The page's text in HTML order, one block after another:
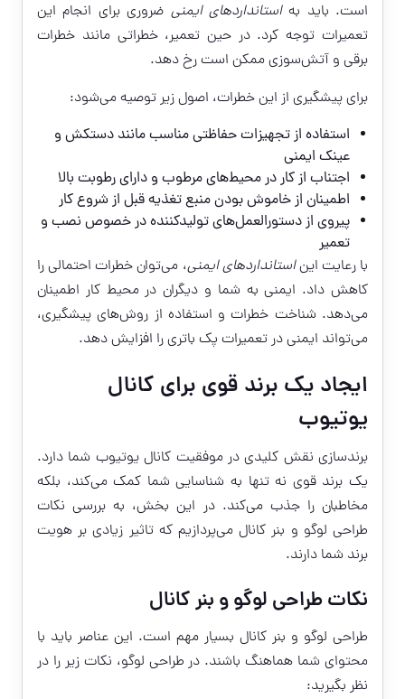
است. باید بهاستانداردهای ایمنی ضروری برای انجام این
تعمیرات توجه کرد. در حین تعمیر، خطراتی مانند خطرات
برقی و آتش‌سوزی ممکن است رخ دهد.
برای پیشگیری از این خطرات، اصول زیر توصیه می‌شود:
استفاده از تجهیزات حفاظتی مناسب مانند دستکش و
عینک ایمنی
اجتناب از کار در محیط‌های مرطوب و دارای رطوبت بالا
اطمینان از خاموش بودن منبع تغذیه قبل از شروع کار
پیروی از دستورالعمل‌های تولیدکننده در خصوص نصب و
تعمیر
با رعایت ایناستانداردهای ایمنی، می‌توان خطرات احتمالی را
کاهش داد. ایمنی به شما و دیگران در محیط کار اطمینان
می‌دهد. شناخت خطرات و استفاده از روش‌های پیشگیری،
می‌تواند ایمنی در تعمیرات پک باتری را افزایش دهد.
ایجاد یک برند قوی برای کانال
یوتیوب
برندسازی نقش کلیدی در موفقیت کانال یوتیوب شما دارد.
یک برند قوی نه تنها به شناسایی شما کمک می‌کند، بلکه
مخاطبان را جذب می‌کند. در این بخش، به بررسی نکات
طراحی لوگو و بنر کانال می‌پردازیم که تاثیر زیادی بر هویت
برند شما دارند.
نکات طراحی لوگو و بنر کانال
طراحی لوگو و بنر کانال بسیار مهم است. این عناصر باید با
محتوای شما هماهنگ باشند. در طراحی لوگو، نکات زیر را در
نظر بگیرید: